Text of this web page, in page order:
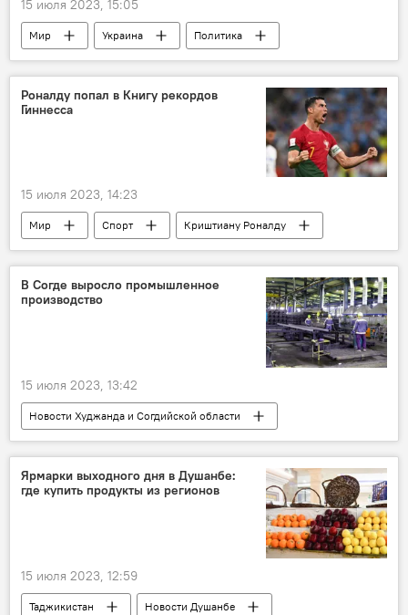
15 июля 2023, 15:05
Мир Украина
Политика
конфликт
Роналду попал в Книгу рекордов
Гиннесса
15 июля 2023, 14:23
Мир Спорт
Криштиану Роналду
футбол
В Согде выросло промышленное
производство
15 июля 2023, 13:42
Новости Худжанда и Согдийской области
Таджикистан
Экономика
Промышленность
сельское хозяйство
Ярмарки выходного дня в Душанбе:
где купить продукты из регионов
15 июля 2023, 12:59
Таджикистан
Новости Душанбе